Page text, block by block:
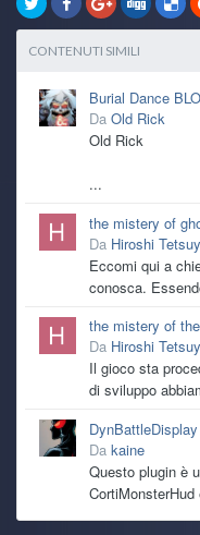
CONTENUTI SIMILI
Burial Dance
Da Old Rick
Old Rick
...
the mistery of
Da Hiroshi
Eccomi qui a
conosca.
the mistery of
Da Hiroshi
Il gioco sta
di sviluppo
DynBattleDisplay
Da kaine
Questo plugin è